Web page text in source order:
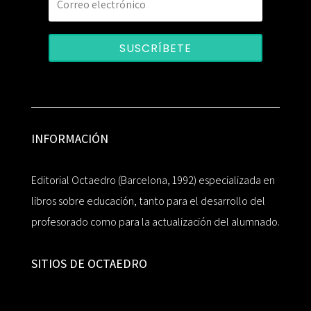
SUSCRÍBETE
INFORMACIÓN
Editorial Octaedro (Barcelona, 1992) especializada en
libros sobre educación, tanto para el desarrollo del
profesorado como para la actualización del alumnado.
SITIOS DE OCTAEDRO